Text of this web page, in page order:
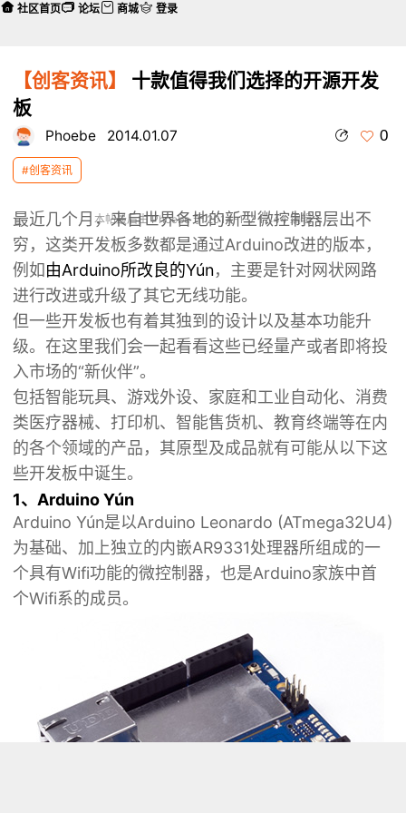
【创客资讯】
十款值得我们选择的开源开发
板
Phoebe 2014.01.07 0
#创客资讯
本帖最后由 Phoebe 于 2014-1-7 17:44 编辑
最近几个月，来自世界各地的新型微控制器层出不
穷，这类开发板多数都是通过Arduino改进的版本，
例如由Arduino所改良的Yún，主要是针对网状网路
进行改进或升级了其它无线功能。
但一些开发板也有着其独到的设计以及基本功能升
级。在这里我们会一起看看这些已经量产或者即将投
入市场的“新伙伴”。
包括智能玩具、游戏外设、家庭和工业自动化、消费
类医疗器械、打印机、智能售货机、教育终端等在内
的各个领域的产品，其原型及成品就有可能从以下这
些开发板中诞生。
1、Arduino Yún
Arduino Yún是以Arduino Leonardo (ATmega32U4)
为基础、加上独立的内嵌AR9331处理器所组成的一
个具有Wifi功能的微控制器，也是Arduino家族中首
个Wifi系的成员。
社区首页 论坛 商城 登录